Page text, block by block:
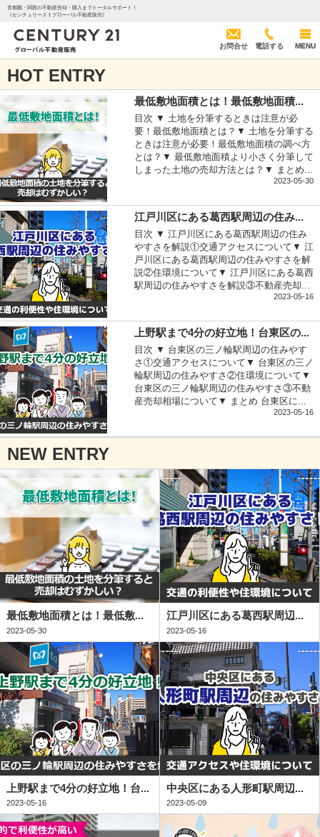
首都圏・関西の不動産売却・購入までトータルサポート！
《センチュリー２１グローバル不動産販売》
お問合せ 電話する MENU
HOT ENTRY
最低敷地面積とは！最低敷地面積...
目次 ▼ 土地を分筆するときは注意が必
要！最低敷地面積とは？▼ 土地を分筆する
ときは注意が必要！最低敷地面積の調べ方
とは？▼ 最低敷地面積より小さく分筆して
しまった土地の売却方法とは？▼ まとめ...
2023-05-30
江戸川区にある葛西駅周辺の住み...
目次 ▼ 江戸川区にある葛西駅周辺の住み
やすさを解説①交通アクセスについて▼ 江
戸川区にある葛西駅周辺の住みやすさを解
説②住環境について▼ 江戸川区にある葛西
駅周辺の住みやすさを解説③不動産売却...
2023-05-16
上野駅まで4分の好立地！台東区の...
目次 ▼ 台東区の三ノ輪駅周辺の住みやす
さ①交通アクセスについて▼ 台東区の三ノ
輪駅周辺の住みやすさ②住環境について▼
台東区の三ノ輪駅周辺の住みやすさ③不動
産売却相場について▼ まとめ 台東区に...
2023-05-16
NEW ENTRY
最低敷地面積とは！最低敷...
2023-05-30
江戸川区にある葛西駅周辺...
2023-05-16
上野駅まで4分の好立地！台...
2023-05-16
中央区にある人形町駅周辺...
2023-05-09